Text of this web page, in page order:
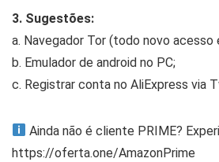
3. Sugestões:
a. Navegador Tor (todo novo acesso
b. Emulador de android no PC;
c. Registrar conta no AliExpress via
Ainda não é cliente PRIME?
https://oferta.one/AmazonPrime